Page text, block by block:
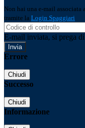
Non hai una e-mail associata
tramite la Login Spaggiari
E-mail inviata, si prega
Errore
Chiudi
Successo
Chiudi
Informazione